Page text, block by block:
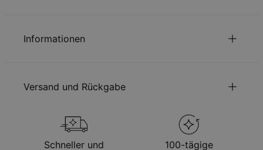
Produktionsprozessen. Lesen Sie über die positiven
Nachhaltigkeitspraktiken
Schmuckpflege
Lassen Sie Ihren Schmuck wie neu glänzen mit unserem
Informationen
Kettentyp
Ankerkette
Größe des Anhängers
Hypoallergen
Versand und Rückgabe
Schneller und
100-tägige